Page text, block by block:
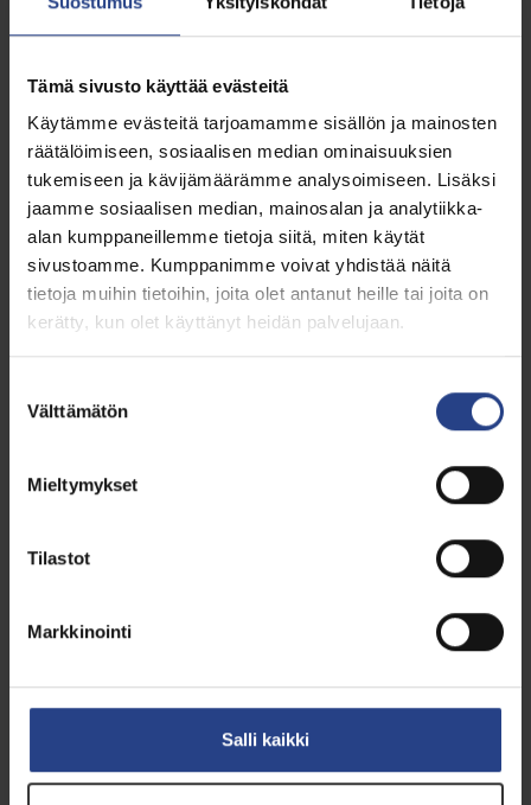
Tämä sivusto käyttää evästeitä
Käytämme evästeitä tarjoamamme sisällön ja mainosten
räätälöimiseen, sosiaalisen median ominaisuuksien
tukemiseen ja kävijämäärämme analysoimiseen. Lisäksi
jaamme sosiaalisen median, mainosalan ja analytiikka-
alan kumppaneillemme tietoja siitä, miten käytät
sivustoamme. Kumppanimme voivat yhdistää näitä
tietoja muihin tietoihin, joita olet antanut heille tai joita on
kerätty, kun olet käyttänyt heidän palvelujaan.
valinta
Välttämätön
Mieltymykset
Tilastot
Markkinointi
Salli kaikki
Hinnasto Rahoitus